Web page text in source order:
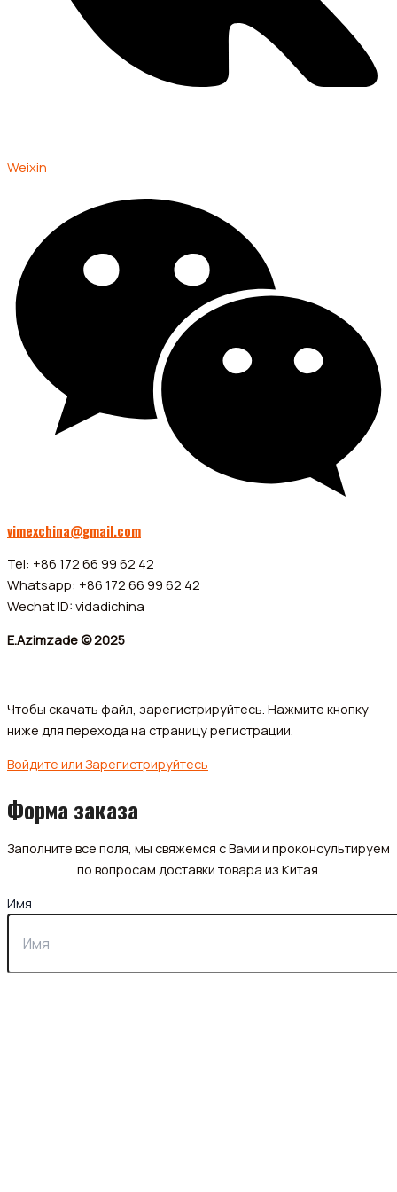
Weixin
vimexchina@gmail.com
Tel: +86 172 66 99 62 42
Whatsapp: +86 172 66 99 62 42
Wechat ID: vidadichina
E.Azimzade © 2025
Чтобы скачать файл, зарегистрируйтесь. Нажмите кнопку
ниже для перехода на страницу регистрации.
Войдите или Зарегистрируйтесь
Форма заказа
Заполните все поля, мы свяжемся с Вами и проконсультируем
по вопросам доставки товара из Китая.
Имя